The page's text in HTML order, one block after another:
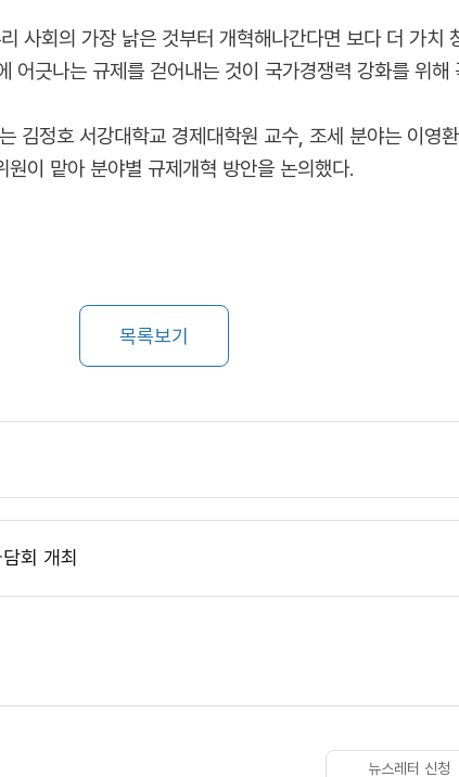
사회의 가장 낡은 것부터 개혁해나간다면 보다 더 가치
어긋나는 규제를 걷어내는 것이 국가경쟁력 강화를 위해
정호 서강대학교 경제대학원 교수, 조세 분야는 이영
이 맡아 분야별 규제개혁 방안을 논의했다.
목록보기
회 개최
뉴스레터 신청